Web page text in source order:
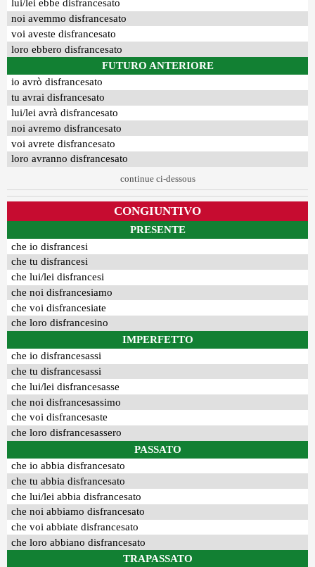
lui/lei ebbe disfrancesato
noi avemmo disfrancesato
voi aveste disfrancesato
loro ebbero disfrancesato
FUTURO ANTERIORE
io avrò disfrancesato
tu avrai disfrancesato
lui/lei avrà disfrancesato
noi avremo disfrancesato
voi avrete disfrancesato
loro avranno disfrancesato
continue ci-dessous
CONGIUNTIVO
PRESENTE
che io disfrancesi
che tu disfrancesi
che lui/lei disfrancesi
che noi disfrancesiamo
che voi disfrancesiate
che loro disfrancesino
IMPERFETTO
che io disfrancesassi
che tu disfrancesassi
che lui/lei disfrancesasse
che noi disfrancesassimo
che voi disfrancesaste
che loro disfrancesassero
PASSATO
che io abbia disfrancesato
che tu abbia disfrancesato
che lui/lei abbia disfrancesato
che noi abbiamo disfrancesato
che voi abbiate disfrancesato
che loro abbiano disfrancesato
TRAPASSATO